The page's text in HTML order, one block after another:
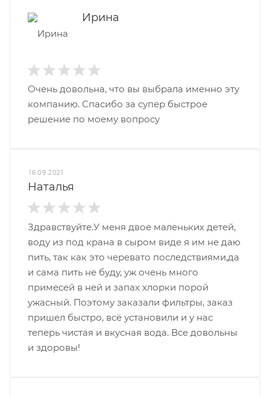
Ирина
Очень довольна, что вы выбрала именно эту
компанию. Спасибо за супер быстрое
решение по моему вопросу
16.09.2021
Наталья
Здравствуйте.У меня двое маленьких детей,
воду из под крана в сыром виде я им не даю
пить, так как это черевато последствиями,да
и сама пить не буду, уж очень много
примесей в ней и запах хлорки порой
ужасный. Поэтому заказали фильтры, заказ
пришел быстро, всё установили и у нас
теперь чистая и вкусная вода. Все довольны
и здоровы!